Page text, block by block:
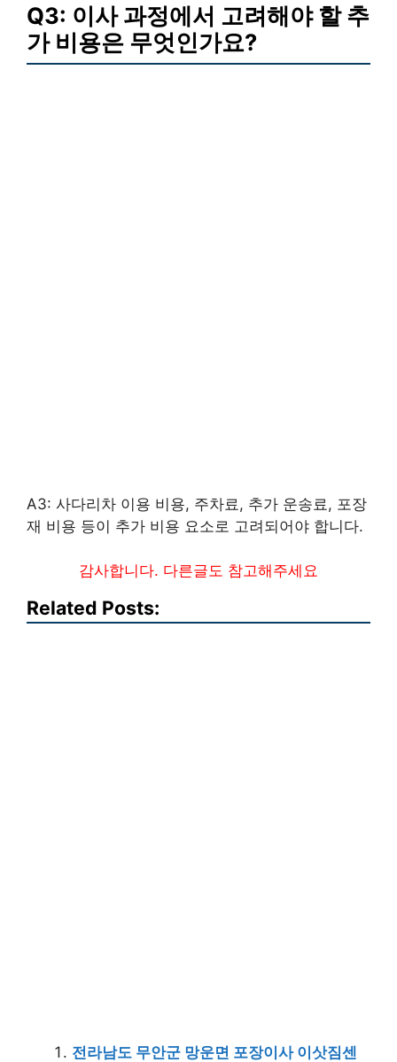
Q3: 이사 과정에서 고려해야 할 추
가 비용은 무엇인가요?
A3: 사다리차 이용 비용, 주차료, 추가 운송료, 포장
재 비용 등이 추가 비용 요소로 고려되어야 합니다.
감사합니다. 다른글도 참고해주세요
Related Posts:
전라남도 무안군 망운면 포장이사 이삿짐센